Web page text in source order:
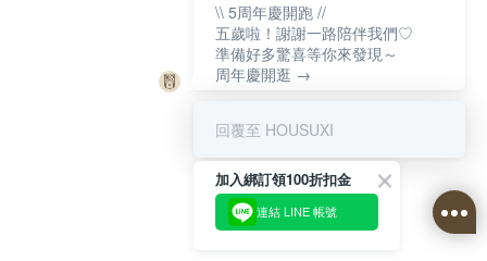
\\ 5周年慶開跑 //
五歲啦！謝謝一路陪伴我們♡
準備好多驚喜等你來發現～
周年慶開逛 →
回覆至 HOUSUXI
加入綁訂領100折扣金
連結 LINE 帳號